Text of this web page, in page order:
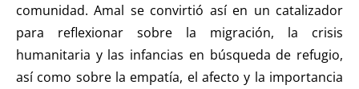
comunidad. Amal se convirtió así en un catalizador
para reflexionar sobre la migración, la crisis
humanitaria y las infancias en búsqueda de refugio,
así como sobre la empatía, el afecto y la importancia